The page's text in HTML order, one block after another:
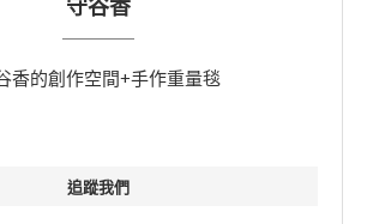
香的創作空間+手作重量毯
追蹤我們